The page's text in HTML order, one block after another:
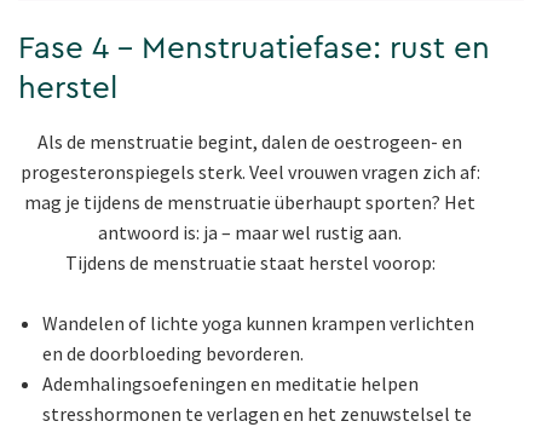
Fase 4 – Menstruatiefase: rust en
herstel
Als de menstruatie begint, dalen de oestrogeen- en
progesteronspiegels sterk. Veel vrouwen vragen zich af:
mag je tijdens de menstruatie überhaupt sporten? Het
antwoord is: ja – maar wel rustig aan.
Tijdens de menstruatie staat herstel voorop:
Wandelen of lichte yoga kunnen krampen verlichten
en de doorbloeding bevorderen.
Ademhalingsoefeningen en meditatie helpen
stresshormonen te verlagen en het zenuwstelsel te